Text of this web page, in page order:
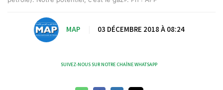
MAP 03 DÉCEMBRE 2018 À 08:24
SUIVEZ-NOUS SUR NOTRE CHAÎNE WHATSAPP